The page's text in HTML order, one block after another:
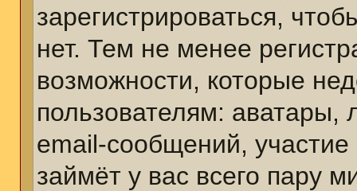
зарегистрироваться,
нет. Тем не менее
возможности, которые
пользователям: аватары,
email-сообщений, участие
займёт у вас всего пару